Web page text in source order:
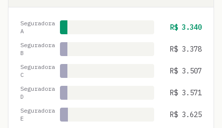
Seguradora
A
R$ 3.340
Seguradora
B
R$ 3.378
Seguradora
C
R$ 3.507
Seguradora
D
R$ 3.571
Seguradora
E
R$ 3.625